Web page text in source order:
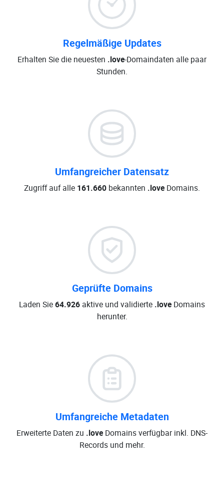
Regelmäßige Updates
Erhalten Sie die neuesten .love-Domaindaten alle paar
Stunden.
Umfangreicher Datensatz
Zugriff auf alle 161.660 bekannten .love Domains.
Geprüfte Domains
Laden Sie64.926 aktive und validierte .love Domains
herunter.
Umfangreiche Metadaten
Erweiterte Daten zu .love Domains verfügbar inkl. DNS-
Records und mehr.